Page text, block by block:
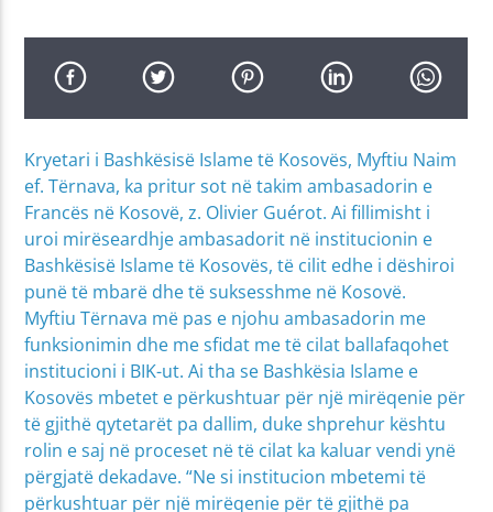
Kryetari i Bashkësisë Islame të Kosovës, Myftiu Naim
ef. Tërnava, ka pritur sot në takim ambasadorin e
Francës në Kosovë, z. Olivier Guérot. Ai fillimisht i
uroi mirëseardhje ambasadorit në institucionin e
Bashkësisë Islame të Kosovës, të cilit edhe i dëshiroi
punë të mbarë dhe të suksesshme në Kosovë.
Myftiu Tërnava më pas e njohu ambasadorin me
funksionimin dhe me sfidat me të cilat ballafaqohet
institucioni i BIK-ut. Ai tha se Bashkësia Islame e
Kosovës mbetet e përkushtuar për një mirëqenie për
të gjithë qytetarët pa dallim, duke shprehur kështu
rolin e saj në proceset në të cilat ka kaluar vendi ynë
përgjatë dekadave. “Ne si institucion mbetemi të
përkushtuar për një mirëqenie për të gjithë pa